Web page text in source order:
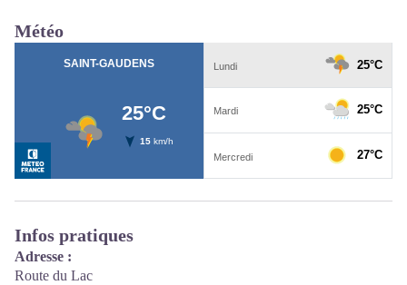
Météo
Infos pratiques
Adresse :
Route du Lac